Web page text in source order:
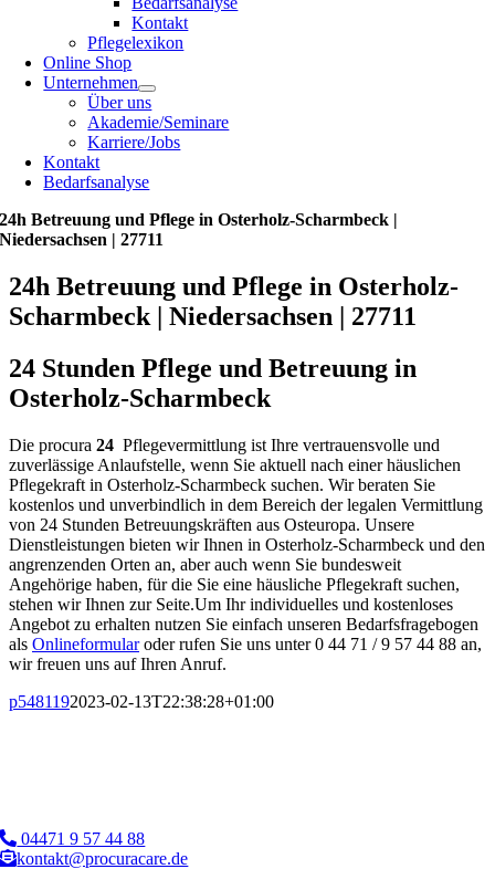
Kontakt
Pflegelexikon
Online Shop
Unternehmen
Über uns
Akademie/Seminare
Karriere/Jobs
Kontakt
Bedarfsanalyse
24h Betreuung und Pflege in Osterholz-Scharmbeck |
Niedersachsen | 27711
24h Betreuung und Pflege in Osterholz-
Scharmbeck | Niedersachsen | 27711
24 Stunden Pflege und Betreuung in
Osterholz-Scharmbeck
Die procura 24 Pflegevermittlung ist Ihre vertrauensvolle und
zuverlässige Anlaufstelle, wenn Sie aktuell nach einer häuslichen
Pflegekraft in Osterholz-Scharmbeck suchen. Wir beraten Sie
kostenlos und unverbindlich in dem Bereich der legalen Vermittlung
von 24 Stunden Betreuungskräften aus Osteuropa. Unsere
Dienstleistungen bieten wir Ihnen in Osterholz-Scharmbeck und den
angrenzenden Orten an, aber auch wenn Sie bundesweit
Angehörige haben, für die Sie eine häusliche Pflegekraft suchen,
stehen wir Ihnen zur Seite.Um Ihr individuelles und kostenloses
Angebot zu erhalten nutzen Sie einfach unseren Bedarfsfragebogen
als Onlineformularoder rufen Sie uns unter 0 44 71 / 9 57 44 88 an,
wir freuen uns auf Ihren Anruf.
p5481192023-02-13T22:38:28+01:00
04471 9 57 44 88
kontakt@procuracare.de